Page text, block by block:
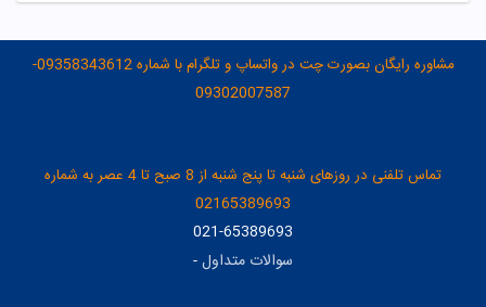
مشاوره رایگان بصورت چت در واتساپ و تلگرام با شماره 09358343612-
09302007587
تماس تلفنی در روزهای شنبه تا پنج شنبه از 8 صبح تا 4 عصر به شماره
02165389693
021-65389693
سوالات متداول-